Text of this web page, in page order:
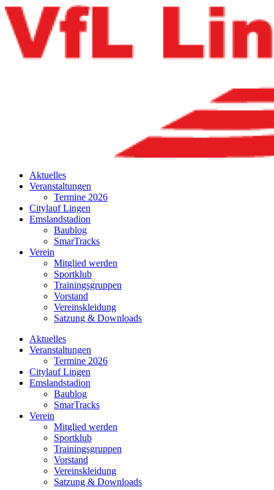
Aktuelles
Veranstaltungen
Termine 2026
Citylauf Lingen
Emslandstadion
Baublog
SmarTracks
Verein
Mitglied werden
Sportklub
Trainingsgruppen
Vorstand
Vereinskleidung
Satzung & Downloads
Aktuelles
Veranstaltungen
Termine 2026
Citylauf Lingen
Emslandstadion
Baublog
SmarTracks
Verein
Mitglied werden
Sportklub
Trainingsgruppen
Vorstand
Vereinskleidung
Satzung & Downloads